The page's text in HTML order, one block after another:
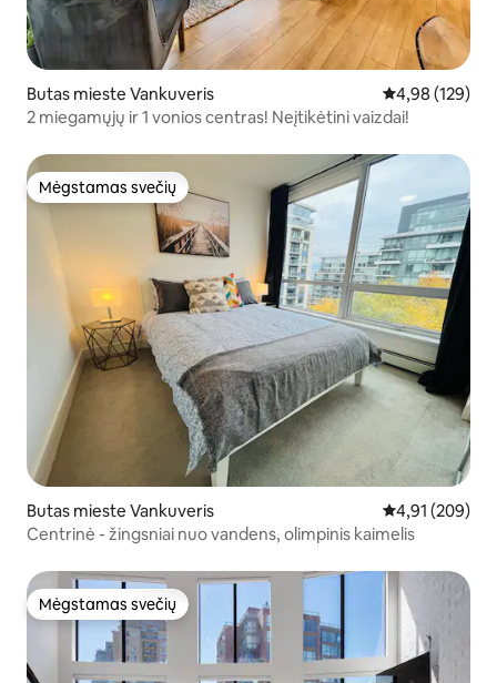
Butas mieste Vankuveris Vidutinis
4,98 (129)
2 miegamųjų ir 1 vonios centras! Neįtikėtini vaizdai!
Mėgstamas svečių
Mėgstamas svečių
Butas mieste Vankuveris Vidutinis
4,91 (209)
Centrinė - žingsniai nuo vandens, olimpinis kaimelis
Mėgstamas svečių
Mėgstamas svečių